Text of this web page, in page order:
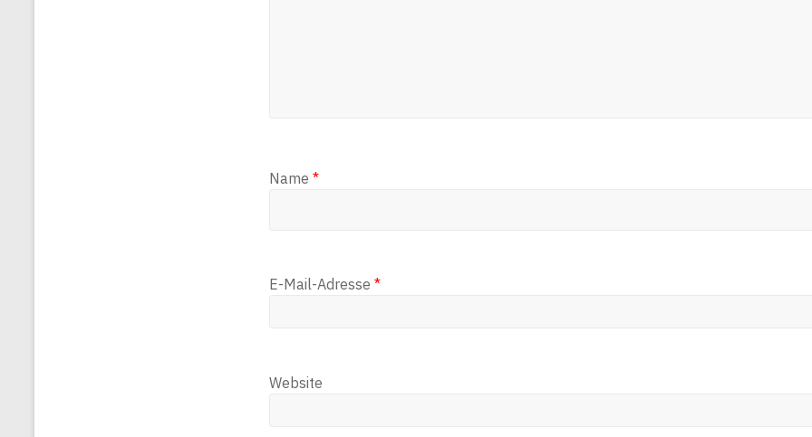
Name *
E-Mail-Adresse *
Website